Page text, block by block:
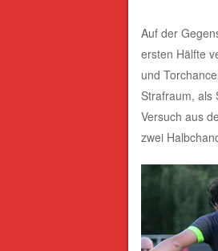
Auf der
ersten Hälfte
und
Strafraum, als
Versuch aus
zwei